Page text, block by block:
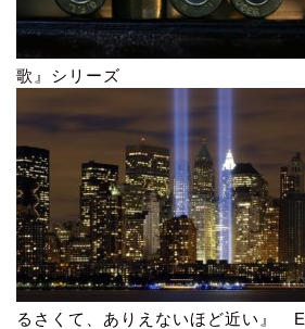
歌』シリーズ
るさくて、ありえないほど近い』